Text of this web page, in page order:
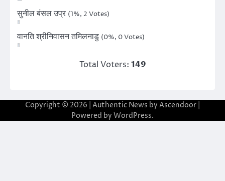
सुनील बंसल उप्र (1%, 2 Votes)
वानति श्रीनिवासन तमिलनाडु (0%, 0 Votes)
Total Voters: 149
Copyright © 2026 | Authentic News by Ascendoor
Powered by WordPress.